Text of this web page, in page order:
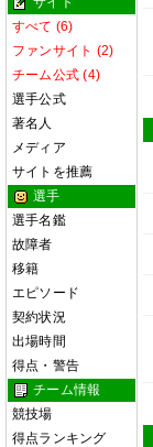
すべて (6)
ファンサイト (2)
チーム公式 (4)
選手公式
著名人
メディア
サイトを推薦
選手
選手名鑑
故障者
移籍
エピソード
契約状況
出場時間
得点・警告
チーム情報
競技場
得点ランキング